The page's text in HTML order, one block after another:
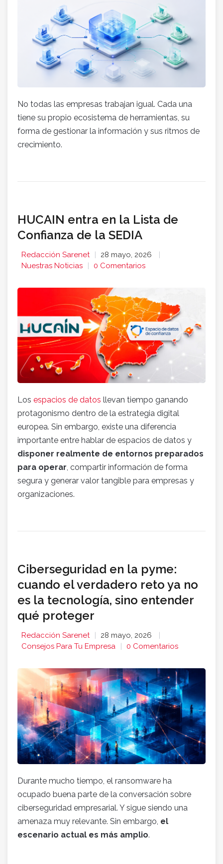
No todas las empresas trabajan igual. Cada una
tiene su propio ecosistema de herramientas, su
forma de gestionar la información y sus ritmos de
crecimiento.
HUCAIN entra en la Lista de
Confianza de la SEDIA
Redacción Sarenet
28 mayo, 2026
Nuestras Noticias
0 Comentarios
Los espacios de datos llevan tiempo ganando
protagonismo dentro de la estrategia digital
europea. Sin embargo, existe una diferencia
importante entre hablar de espacios de datos y
disponer realmente de entornos preparados
para operar, compartir información de forma
segura y generar valor tangible para empresas y
organizaciones.
Ciberseguridad en la pyme:
cuando el verdadero reto ya no
es la tecnología, sino entender
qué proteger
Redacción Sarenet
28 mayo, 2026
Consejos Para Tu Empresa
0 Comentarios
Durante mucho tiempo, el ransomware ha
ocupado buena parte de la conversación sobre
ciberseguridad empresarial. Y sigue siendo una
amenaza muy relevante. Sin embargo, el
escenario actual es más amplio.